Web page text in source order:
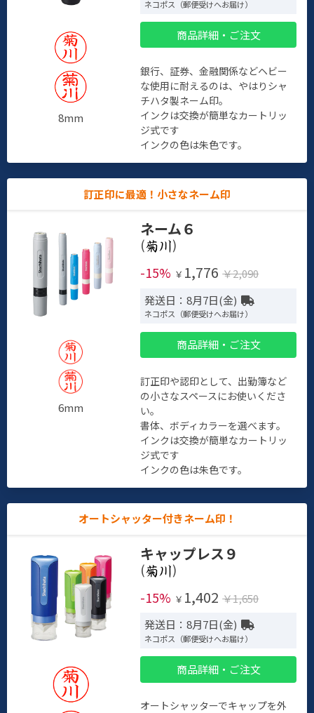
8mm
ネコポス（郵便受けへお届け）
商品詳細・ご注文
銀行、証券、金融関係などヘビー
な使用に耐えるのは、やはりシャ
チハタ製ネーム印。
インクは交換が簡単なカートリッ
ジ式です
インクの色は朱色です。
訂正印に最適！小さなネーム印
6mm
ネーム６
(
)
-15% ￥ 1,776 ￥2,090
発送日：8月7日(金)
ネコポス（郵便受けへお届け）
商品詳細・ご注文
訂正印や認印として、出勤簿など
の小さなスペースにお使いくださ
い。
書体、ボディカラーを選べます。
インクは交換が簡単なカートリッ
ジ式です
インクの色は朱色です。
オートシャッター付きネーム印！
キャップレス９
(
)
-15% ￥ 1,402 ￥1,650
発送日：8月7日(金)
ネコポス（郵便受けへお届け）
商品詳細・ご注文
オートシャッターでキャップを外